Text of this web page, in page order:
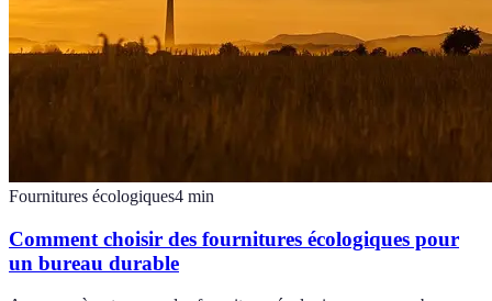
Fournitures écologiques4 min
Comment choisir des fournitures écologiques pour
un bureau durable